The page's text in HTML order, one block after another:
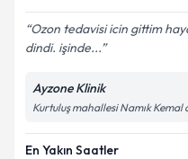
Ozon tedavisi icin gittim
dindi. işinde...
Ayzone Klinik
Kurtuluş mahallesi Namık
En Yakın Saatler